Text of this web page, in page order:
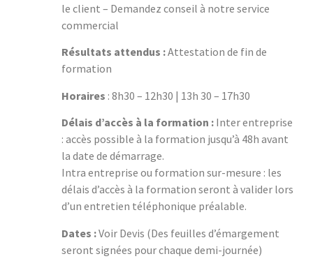
le client – Demandez conseil à notre service
commercial
Résultats attendus :Attestation de fin de
formation
Horaires : 8h30 – 12h30 | 13h 30 – 17h30
Délais d’accès à la formation :Inter entreprise
: accès possible à la formation jusqu’à 48h avant
la date de démarrage.
Intra entreprise ou formation sur-mesure : les
délais d’accès à la formation seront à valider lors
d’un entretien téléphonique préalable.
Dates :Voir Devis (Des feuilles d’émargement
seront signées pour chaque demi-journée)